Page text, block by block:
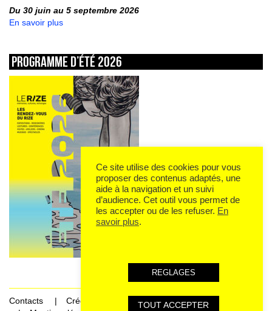
Du 30 juin au 5 septembre 2026
En savoir plus
Programme d’été 2026
Contacts
Crédits
Ce site utilise des cookies pour vous
proposer des contenus adaptés, une
aide à la navigation et un suivi
d’audience. Cet outil vous permet de
les accepter ou de les refuser. En
savoir plus.
REGLAGES
TOUT ACCEPTER